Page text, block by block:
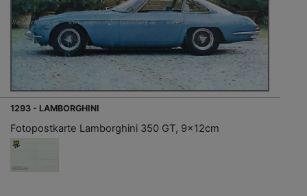
1293 - LAMBORGHINI
Fotopostkarte Lamborghini 350 GT, 9x12cm